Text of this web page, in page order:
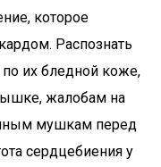
которое
Распознать
их бледной коже,
жалобам на
мушкам перед
сердцебиения у